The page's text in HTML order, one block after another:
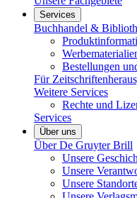
Services
Buchhandel &
Bestellungen
Für
Weitere Services
Rechte und
Services
Über uns
Über De Gruyter Brill
Unsere
Unsere
Unsere